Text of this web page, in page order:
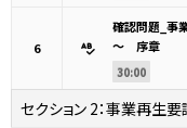
6
確認問題_事
～ 序章
30:00
セクション 2：事業再生